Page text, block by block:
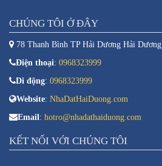
CHÚNG TÔI Ở ĐÂY
78 Thanh Bình TP Hải Dương Hải Dương
Điện thoại: 0968323999
Di động: 0968323999
Website: NhaDatHaiDuong.com
Email: hotro@nhadathaiduong.com
KẾT NỐI VỚI CHÚNG TÔI